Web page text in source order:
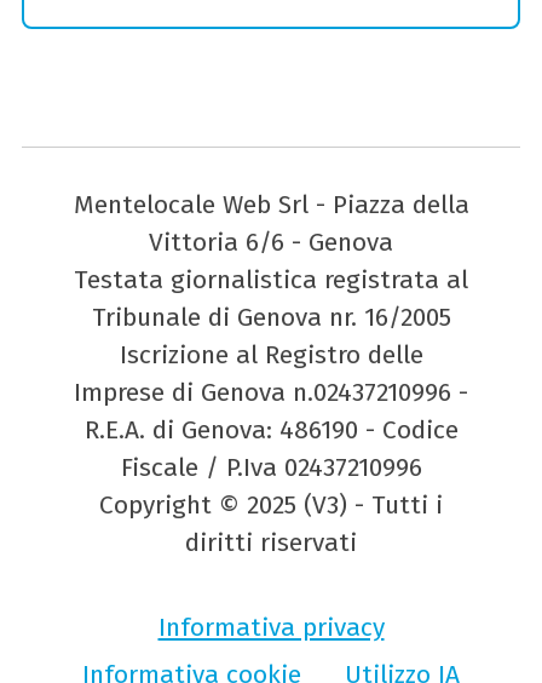
Mentelocale Web Srl - Piazza della
Vittoria 6/6 - Genova
Testata giornalistica registrata al
Tribunale di Genova nr. 16/2005
Iscrizione al Registro delle
Imprese di Genova n.02437210996 -
R.E.A. di Genova: 486190 - Codice
Fiscale / P.Iva 02437210996
Copyright © 2025 (V3) - Tutti i
diritti riservati
Informativa privacy
Informativa cookie
Utilizzo IA